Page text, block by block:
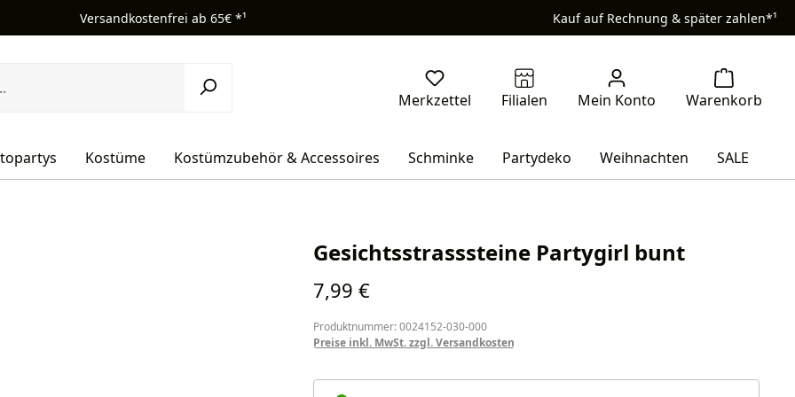
Versandkostenfrei ab 65€ *¹ Kauf auf Rechnung & später zahlen*¹
Kostüme Kostümzubehör & Accessoires Schminke Partydeko Weihnachten SALE
Gesichtsstrasssteine Partygirl bunt
Regulärer Preis:
7,99 €
Produktnummer: 0024152-030-000
Preise inkl. MwSt. zzgl. Versandkosten